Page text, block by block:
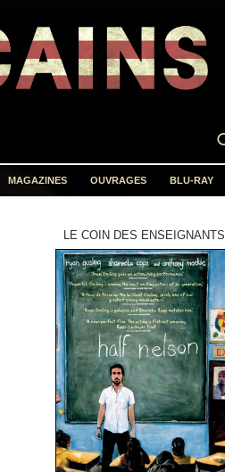
MAGAZINES OUVRAGES BLU-RAY
LE COIN DES ENSEIGNANTS